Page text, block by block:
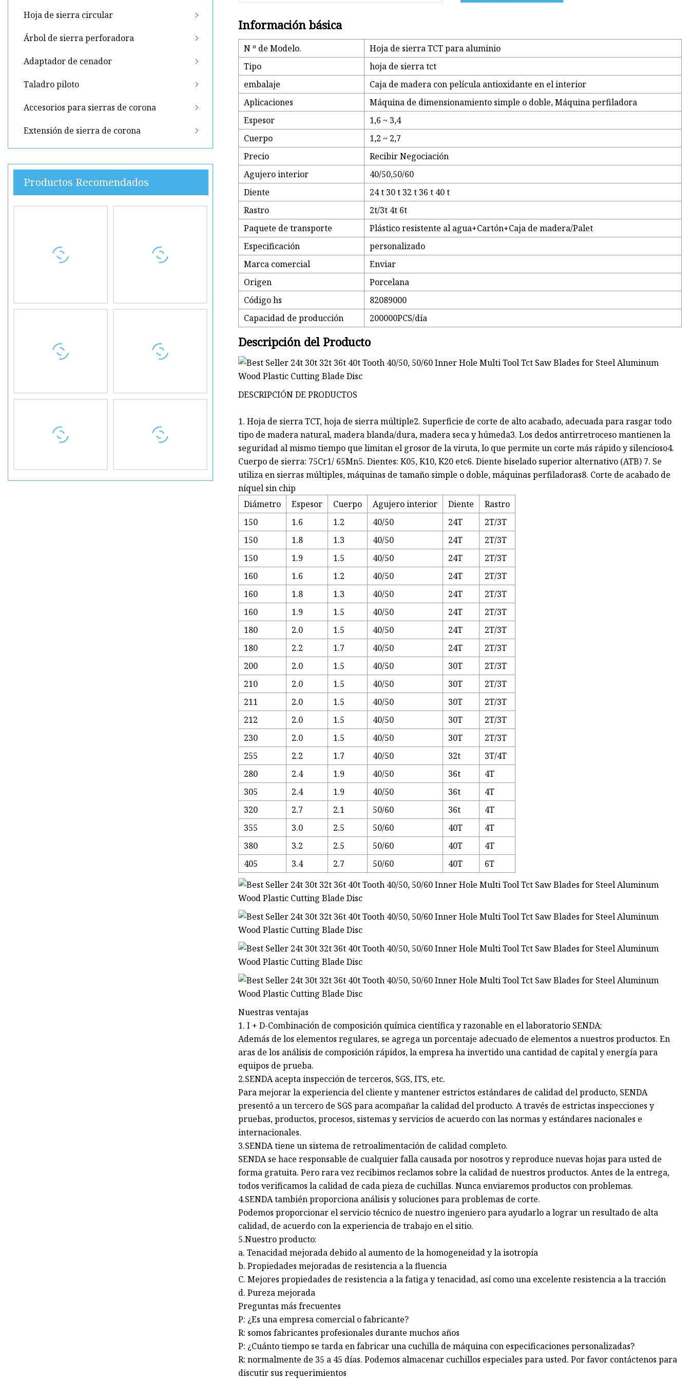
Hoja de sierra circular
Árbol de sierra perforadora
Adaptador de cenador
Taladro piloto
Accesorios para sierras de corona
Extensión de sierra de corona
Productos Recomendados
Información básica
N º de Modelo.
Hoja de sierra TCT para aluminio
Tipo
hoja de sierra tct
embalaje
Caja de madera con película antioxidante en el interior
Aplicaciones
Máquina de dimensionamiento simple o doble, Máquina perfiladora
Espesor
1,6 ~ 3,4
Cuerpo
1,2 ~ 2,7
Precio
Recibir Negociación
Agujero interior
40/50,50/60
Diente
24 t 30 t 32 t 36 t 40 t
Rastro
2t/3t 4t 6t
Paquete de transporte
Plástico resistente al agua+Cartón+Caja de madera/Palet
Especificación
personalizado
Marca comercial
Enviar
Origen
Porcelana
Código hs
82089000
Capacidad de producción
200000PCS/día
Descripción del Producto
DESCRIPCIÓN DE PRODUCTOS
1. Hoja de sierra TCT, hoja de sierra múltiple2. Superficie de corte de alto acabado, adecuada para rasgar todo
tipo de madera natural, madera blanda/dura, madera seca y húmeda3. Los dedos antirretroceso mantienen la
seguridad al mismo tiempo que limitan el grosor de la viruta, lo que permite un corte más rápido y silencioso4.
Cuerpo de sierra: 75Cr1/ 65Mn5. Dientes: K05, K10, K20 etc6. Diente biselado superior alternativo (ATB) 7. Se
utiliza en sierras múltiples, máquinas de tamaño simple o doble, máquinas perfiladoras8. Corte de acabado de
níquel sin chip
Diámetro
Espesor Cuerpo Agujero interior Diente
Rastro
150
1.6 1.2 40/50 24T
2T/3T
150
1.8 1.3 40/50 24T
2T/3T
150
1.9 1.5 40/50 24T
2T/3T
160
1.6 1.2 40/50 24T
2T/3T
160
1.8 1.3 40/50 24T
2T/3T
160
1.9 1.5 40/50 24T
2T/3T
180
2.0 1.5 40/50 24T
2T/3T
180
2.2 1.7 40/50 24T
2T/3T
200
2.0 1.5 40/50 30T
2T/3T
210
2.0 1.5 40/50 30T
2T/3T
211
2.0 1.5 40/50 30T
2T/3T
212
2.0 1.5 40/50 30T
2T/3T
230
2.0 1.5 40/50 30T
2T/3T
255
2.2 1.7 40/50 32t
3T/4T
280
2.4 1.9 40/50 36t
4T
305
2.4 1.9 40/50 36t
4T
320
2.7 2.1 50/60 36t
4T
355
3.0 2.5 50/60 40T
4T
380
3.2 2.5 50/60 40T
4T
405
3.4 2.7 50/60 40T 6T
Nuestras ventajas
1. I + D-Combinación de composición química científica y razonable en el laboratorio SENDA:
Además de los elementos regulares, se agrega un porcentaje adecuado de elementos a nuestros productos. En
aras de los análisis de composición rápidos, la empresa ha invertido una cantidad de capital y energía para
equipos de prueba.
2.SENDA acepta inspección de terceros, SGS, ITS, etc.
Para mejorar la experiencia del cliente y mantener estrictos estándares de calidad del producto, SENDA
presentó a un tercero de SGS para acompañar la calidad del producto. A través de estrictas inspecciones y
pruebas, productos, procesos, sistemas y servicios de acuerdo con las normas y estándares nacionales e
internacionales.
3.SENDA tiene un sistema de retroalimentación de calidad completo.
SENDA se hace responsable de cualquier falla causada por nosotros y reproduce nuevas hojas para usted de
forma gratuita. Pero rara vez recibimos reclamos sobre la calidad de nuestros productos. Antes de la entrega,
todos verificamos la calidad de cada pieza de cuchillas. Nunca enviaremos productos con problemas.
4.SENDA también proporciona análisis y soluciones para problemas de corte.
Podemos proporcionar el servicio técnico de nuestro ingeniero para ayudarlo a lograr un resultado de alta
calidad, de acuerdo con la experiencia de trabajo en el sitio.
5.Nuestro producto:
a. Tenacidad mejorada debido al aumento de la homogeneidad y la isotropía
b. Propiedades mejoradas de resistencia a la fluencia
C. Mejores propiedades de resistencia a la fatiga y tenacidad, así como una excelente resistencia a la tracción
d. Pureza mejorada
Preguntas más frecuentes
P: ¿Es una empresa comercial o fabricante?
R: somos fabricantes profesionales durante muchos años
P: ¿Cuánto tiempo se tarda en fabricar una cuchilla de máquina con especificaciones personalizadas?
R: normalmente de 35 a 45 días. Podemos almacenar cuchillos especiales para usted. Por favor contáctenos para
discutir sus requerimientos